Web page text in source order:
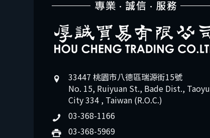
33447 桃園市八德區瑞源街15號
No. 15, Ruiyuan St., Bade Dist.,
City 334 , Taiwan (R.O.C.)
03-368-1166
03-368-5969